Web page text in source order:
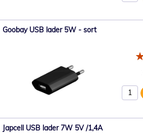
Goobay USB lader 5W - sort
Japcell USB lader 7W 5V /1,4A